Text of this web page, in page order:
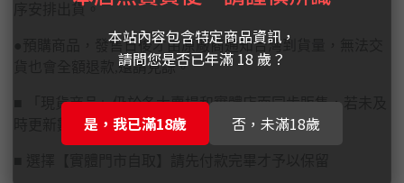
序安排出貨。
●預購商品，發售日後才由原廠商通知台灣到貨量，無法交
貨也會全額退款,還請見諒。
■ 「現貨商品」仍於各大賣場和實體店面同步販售，若未及
時更新數量商品售完將通知取消訂單
本站內容包含特定商品資訊，
請問您是否已年滿 18 歲？
是，我已滿18歲 否，未滿18歲